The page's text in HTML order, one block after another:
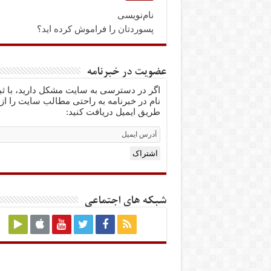
نام‌نویسی
پسوردتان را فراموش کرده اید؟
عضویت در خبرنامه
اگر در دسترسی به سایت مشکل دارید، با
نام در خبرنامه به راحتی مطالب سایت را از
طریق ایمیل دریافت کنید:
Email
Subscription
اشتراک
شبکه های اجتماعی